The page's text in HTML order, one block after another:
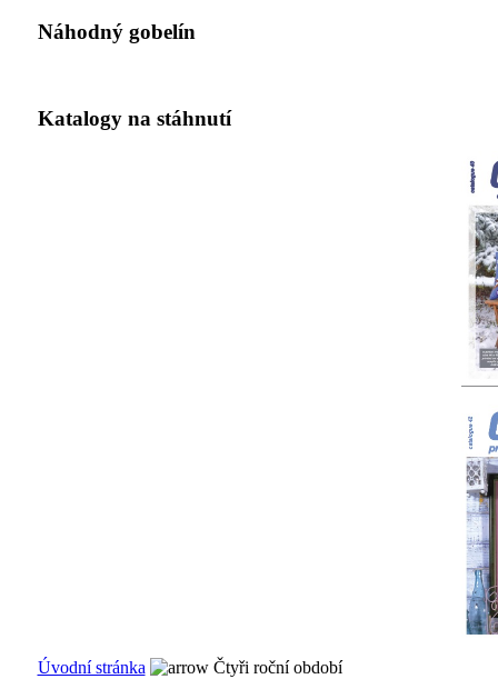
Náhodný gobelín
Katalogy na stáhnutí
Úvodní stránka Čtyři roční období